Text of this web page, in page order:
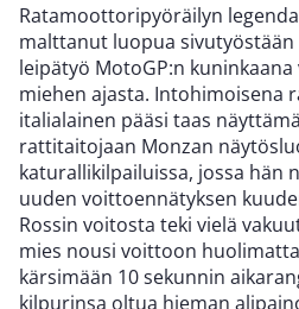
Ratamoottoripyöräilyn legenda
malttanut luopua sivutyöstään
leipätyö MotoGP:n
miehen ajasta. Intohimoisena
italialainen pääsi taas
rattitaitojaan Monzan
katurallikilpailuissa, jossa hän
uuden voittoennätyksen
Rossin voitosta teki vielä
mies nousi voittoon
kärsimään 10 sekunnin
kilpurinsa oltua hieman